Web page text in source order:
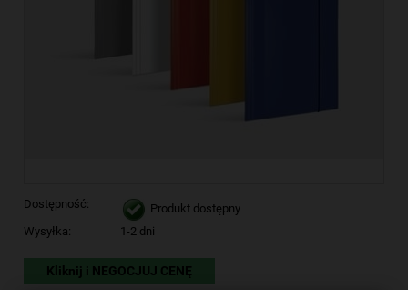
Dostępność:
Produkt dostępny
Wysyłka:
1-2 dni
Kliknij i NEGOCJUJ CENĘ